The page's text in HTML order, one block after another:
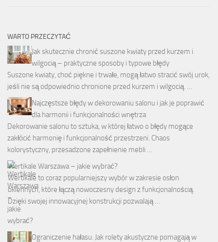
WARTO PRZECZYTAĆ
Jak skutecznie chronić suszone kwiaty przed kurzem i
wilgocią – praktyczne sposoby i typowe błędy
Suszone kwiaty, choć piękne i trwałe, mogą łatwo stracić swój urok,
jeśli nie są odpowiednio chronione przed kurzem i wilgocią. …
Najczęstsze błędy w dekorowaniu salonu i jak je poprawić
dla harmonii i funkcjonalności wnętrza
Dekorowanie salonu to sztuka, w której łatwo o błędy mogące
zakłócić harmonię i funkcjonalność przestrzeni. Chaos
kolorystyczny, przesadzone zapełnienie mebli …
Wertikale Warszawa – jakie wybrać?
Wertikale to coraz popularniejszy wybór w zakresie osłon
okiennych, które łączą nowoczesny design z funkcjonalnością.
Dzięki swojej innowacyjnej konstrukcji pozwalają …
Ograniczenie hałasu: Jak rolety akustyczne pomagają w